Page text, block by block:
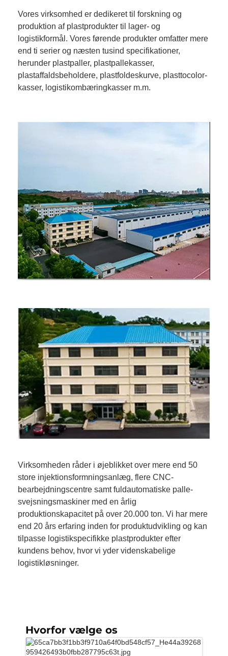
Vores virksomhed er dedikeret til forskning og
produktion af plastprodukter til lager- og
logistikformål. Vores førende produkter omfatter mere
end ti serier og næsten tusind specifikationer,
herunder plastpaller, plastpallekasser,
plastaffaldsbeholdere, plastfoldeskurve, plasttocolor-
kasser, logistikombæringkasser m.m.
Virksomheden råder i øjeblikket over mere end 50
store injektionsformningsanlæg, flere CNC-
bearbejdningscentre samt fuldautomatiske palle-
svejsningsmaskiner med en årlig
produktionskapacitet på over 20.000 ton. Vi har mere
end 20 års erfaring inden for produktudvikling og kan
tilpasse logistikspecifikke plastprodukter efter
kundens behov, hvor vi yder videnskabelige
logistikløsninger.
Hvorfor vælge os